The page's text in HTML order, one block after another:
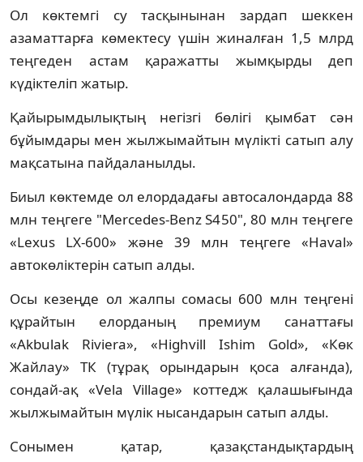
Ол көктемгі су тасқынынан зардап шеккен
азаматтарға көмектесу үшін жиналған 1,5 млрд
теңгеден астам қаражатты жымқырды деп
күдіктеліп жатыр.
Қайырымдылықтың негізгі бөлігі қымбат сән
бұйымдары мен жылжымайтын мүлікті сатып алу
мақсатына пайдаланылды.
Биыл көктемде ол елордадағы автосалондарда 88
млн теңгеге "Mercedes-Benz S450", 80 млн теңгеге
«Lexus LX-600» және 39 млн теңгеге «Haval»
автокөліктерін сатып алды.
Осы кезеңде ол жалпы сомасы 600 млн теңгені
құрайтын елорданың премиум санаттағы
«Akbulak Riviera», «Highvill Ishim Gold», «Көк
Жайлау» ТК (тұрақ орындарын қоса алғанда),
сондай-ақ «Vela Village» коттедж қалашығында
жылжымайтын мүлік нысандарын сатып алды.
Сонымен қатар, қазақстандықтардың